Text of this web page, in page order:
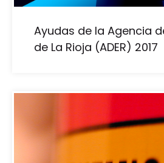
Ayudas de la Agencia
de La Rioja (ADER) 2017